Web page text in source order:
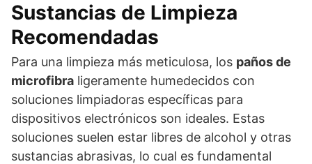
Sustancias de Limpieza
Recomendadas
Para una limpieza más meticulosa, los paños de
microfibra ligeramente humedecidos con
soluciones limpiadoras específicas para
dispositivos electrónicos son ideales. Estas
soluciones suelen estar libres de alcohol y otras
sustancias abrasivas, lo cual es fundamental